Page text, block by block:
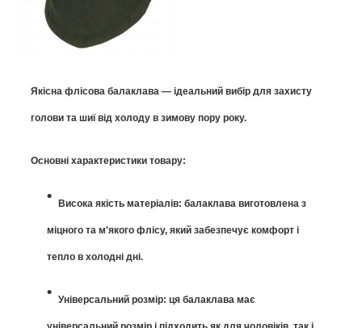
Якісна флісова балаклава — ідеальний вибір для захисту
голови та шиї від холоду в зимову пору року.
Основні характеристики товару:
Висока якість матеріалів: балаклава виготовлена з
міцного та м'якого флісу, який забезпечує комфорт і
тепло в холодні дні.
Універсальний розмір: ця балаклава має